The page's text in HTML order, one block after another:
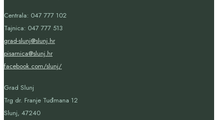
Centrala: 047 777 102
Tajnica: 047 777 513
grad-slunj@slunj.hr
pisarnica@slunj.hr
facebook.com/slunj/
Grad Slunj
Trg dr. Franje Tuđmana 12
Slunj, 47240